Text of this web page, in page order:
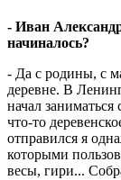
- Иван
начиналось?
- Да с родины, с
деревне. В
начал заниматься
что-то
отправился я
которыми
весы, гири...